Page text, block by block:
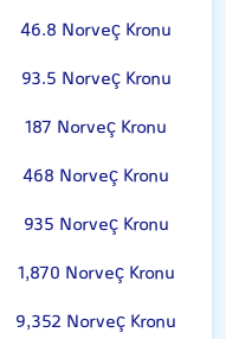
46.8 Norveç Kronu
93.5 Norveç Kronu
187 Norveç Kronu
468 Norveç Kronu
935 Norveç Kronu
1,870 Norveç Kronu
9,352 Norveç Kronu